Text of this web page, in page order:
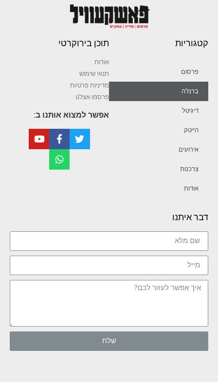
קטגוריות
פרסום
ברנז’ה
דיגיטל
הייטק
אירועים
צרכנות
אודות
תוכן בירוקרטי
אודות
תנאי שימוש
מדיניות פרטיות
פרסמו אצלנו
אפשר למצוא אותנו ב:
דבר איתנו
שלח